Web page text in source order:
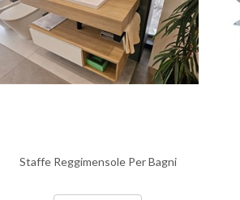
Staffe Reggimensole Per Bagni